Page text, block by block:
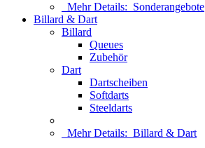
Mehr Details: Sonderangebote
Billard & Dart
Billard
Queues
Zubehör
Dart
Dartscheiben
Softdarts
Steeldarts
Mehr Details: Billard & Dart